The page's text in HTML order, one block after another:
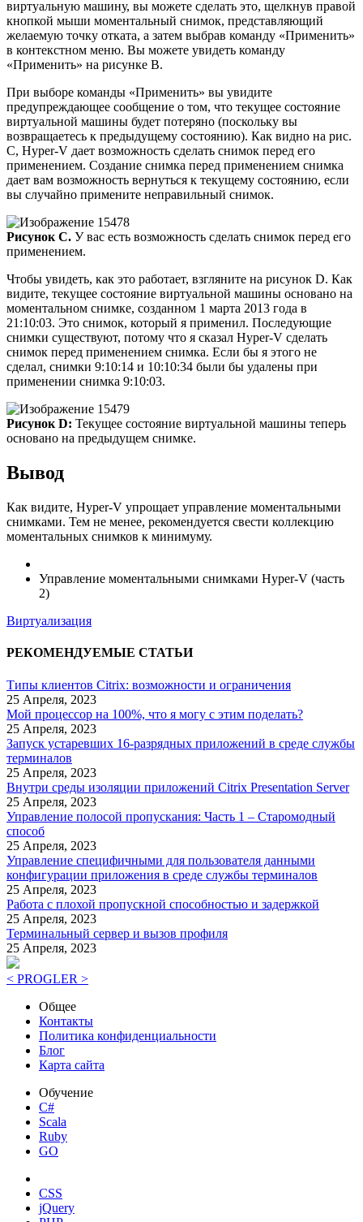
виртуальную машину, вы можете сделать это, щелкнув правой
кнопкой мыши моментальный снимок, представляющий
желаемую точку отката, а затем выбрав команду «Применить»
в контекстном меню. Вы можете увидеть команду
«Применить» на рисунке B.
При выборе команды «Применить» вы увидите
предупреждающее сообщение о том, что текущее состояние
виртуальной машины будет потеряно (поскольку вы
возвращаетесь к предыдущему состоянию). Как видно на рис.
C, Hyper-V дает возможность сделать снимок перед его
применением. Создание снимка перед применением снимка
дает вам возможность вернуться к текущему состоянию, если
вы случайно примените неправильный снимок.
Рисунок C. У вас есть возможность сделать снимок перед его
применением.
Чтобы увидеть, как это работает, взгляните на рисунок D. Как
видите, текущее состояние виртуальной машины основано на
моментальном снимке, созданном 1 марта 2013 года в
21:10:03. Это снимок, который я применил. Последующие
снимки существуют, потому что я сказал Hyper-V сделать
снимок перед применением снимка. Если бы я этого не
сделал, снимки 9:10:14 и 10:10:34 были бы удалены при
применении снимка 9:10:03.
Рисунок D: Текущее состояние виртуальной машины теперь
основано на предыдущем снимке.
Вывод
Как видите, Hyper-V упрощает управление моментальными
снимками. Тем не менее, рекомендуется свести коллекцию
моментальных снимков к минимуму.
Управление моментальными снимками Hyper-V (часть
2)
Виртуализация
РЕКОМЕНДУЕМЫЕ СТАТЬИ
Типы клиентов Citrix: возможности и ограничения
25 Апреля, 2023
Мой процессор на 100%, что я могу с этим поделать?
25 Апреля, 2023
Запуск устаревших 16-разрядных приложений в среде службы
терминалов
25 Апреля, 2023
Внутри среды изоляции приложений Citrix Presentation Server
25 Апреля, 2023
Управление полосой пропускания: Часть 1 – Старомодный
способ
25 Апреля, 2023
Управление специфичными для пользователя данными
конфигурации приложения в среде службы терминалов
25 Апреля, 2023
Работа с плохой пропускной способностью и задержкой
25 Апреля, 2023
Терминальный сервер и вызов профиля
25 Апреля, 2023
< PROGLER >
Общее
Контакты
Политика конфиденциальности
Блог
Карта сайта
Обучение
C#
Scala
Ruby
GO
CSS
jQuery